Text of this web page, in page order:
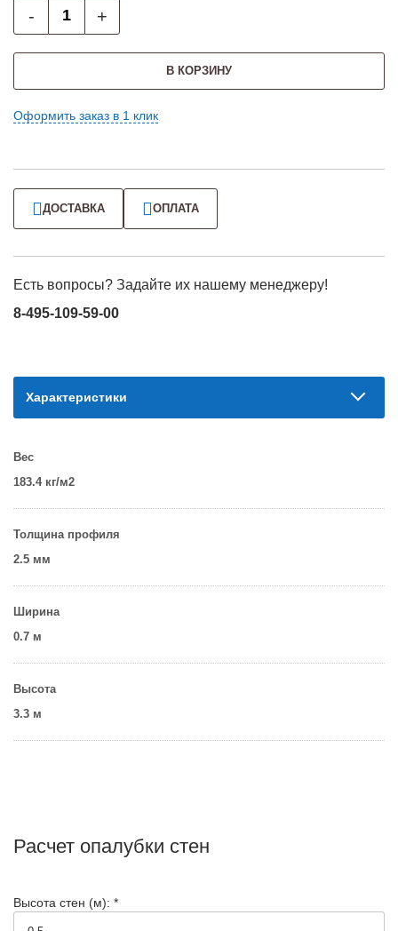
- +
В КОРЗИНУ
Оформить заказ в 1 клик
ДОСТАВКА ОПЛАТА
Есть вопросы? Задайте их нашему менеджеру!
8-495-109-59-00
Характеристики
Вес
183.4 кг/м2
Толщина профиля
2.5 мм
Ширина
0.7 м
Высота
3.3 м
Расчет опалубки стен
Высота стен (м): *